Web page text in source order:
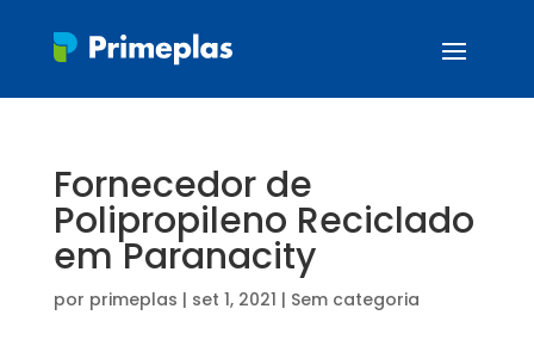
Fornecedor de
Polipropileno Reciclado
em Paranacity
por primeplas | set 1, 2021 | Sem categoria